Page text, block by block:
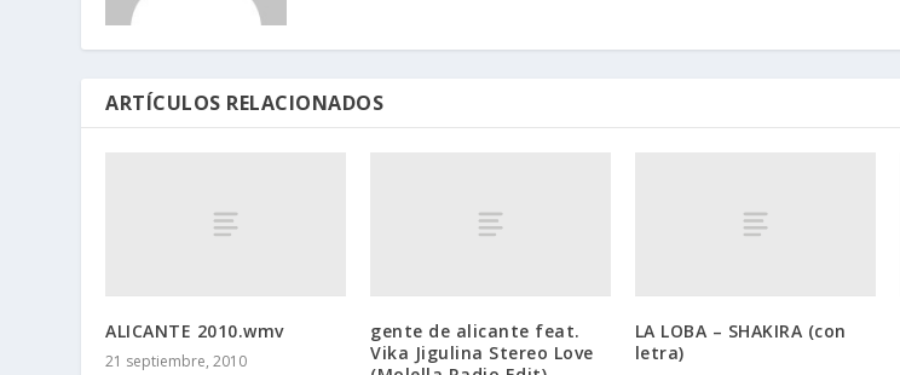
ARTÍCULOS RELACIONADOS
ALICANTE 2010.wmv
21 septiembre, 2010
gente de alicante feat.
Vika Jigulina Stereo Love
LA LOBA – SHAKIRA (con
letra)